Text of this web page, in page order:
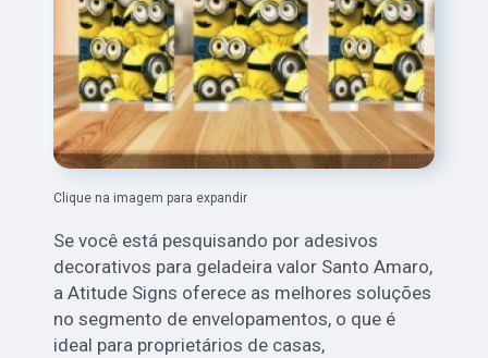
Clique na imagem para expandir
Se você está pesquisando por adesivos
decorativos para geladeira valor Santo Amaro,
a Atitude Signs oferece as melhores soluções
no segmento de envelopamentos, o que é
ideal para proprietários de casas,